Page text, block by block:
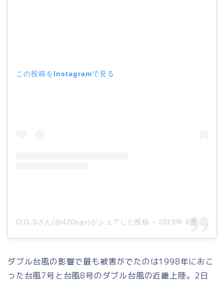
この投稿をInstagramで見る
O.G.Sさん(@420ogs)がシェアした投稿 – 2019年 8月月8日午前2時07分PDT
ダブル台風の影響で最も被害がでたのは1998年におこ
った台風7号と台風8号のダブル台風の近畿上陸。2日